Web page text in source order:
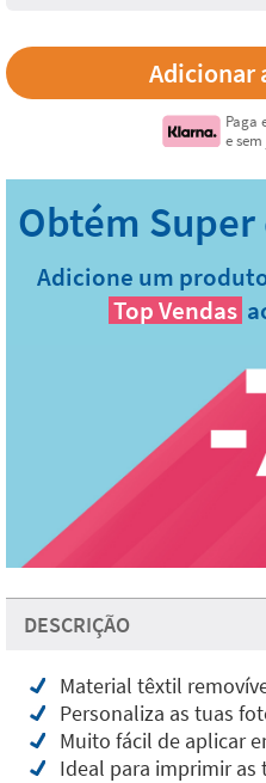
Paga
e
Adicione um
Top Vendas
DESCRIÇÃO
Material têxtil
Personaliza as tuas
Muito fácil de aplicar
Ideal para imprimir as